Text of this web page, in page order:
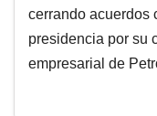
cerrando acuerdos
presidencia por su
empresarial de